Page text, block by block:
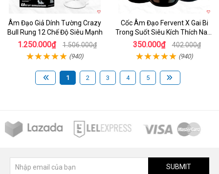
Âm Đạo Giả Dính Tường Crazy
Bull Rung 12 Chế Độ Siêu Mạnh
1.250.000₫ 1.506.000₫
(940)
Cốc Âm Đạo Fervent X Gai Bi
Trong Suốt Siêu Kích Thích Nam
Giới
350.000₫ 402.000₫
(940)
1 2 3 4 5
SUBMIT